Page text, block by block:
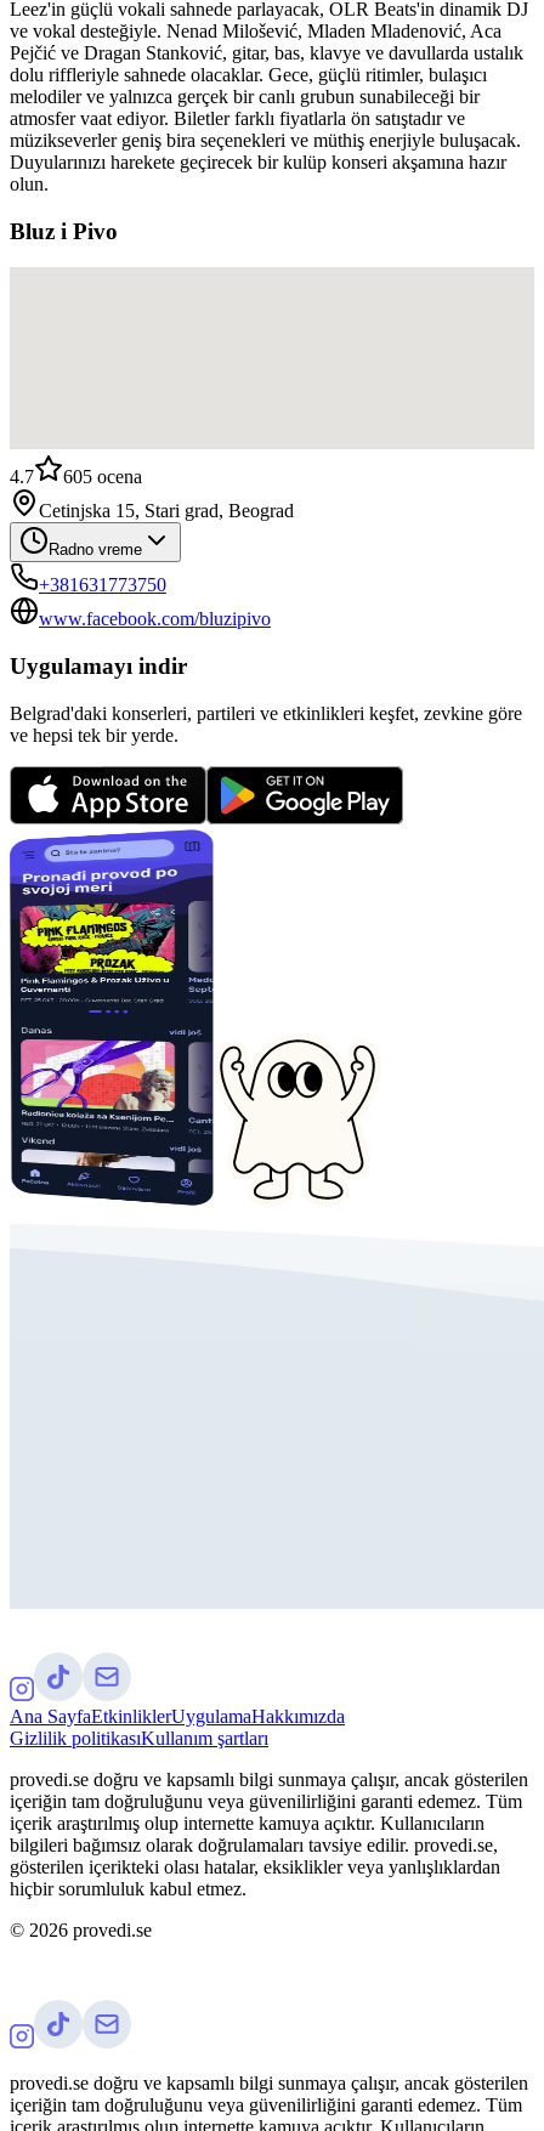
Leez'in güçlü vokali sahnede parlayacak, OLR Beats'in dinamik DJ
ve vokal desteğiyle. Nenad Milošević, Mladen Mladenović, Aca
Pejčić ve Dragan Stanković, gitar, bas, klavye ve davullarda ustalık
dolu riffleriyle sahnede olacaklar. Gece, güçlü ritimler, bulaşıcı
melodiler ve yalnızca gerçek bir canlı grubun sunabileceği bir
atmosfer vaat ediyor. Biletler farklı fiyatlarla ön satıştadır ve
müzikseverler geniş bira seçenekleri ve müthiş enerjiyle buluşacak.
Duyularınızı harekete geçirecek bir kulüp konseri akşamına hazır
olun.
Bluz i Pivo
4.7 605 ocena
Cetinjska 15, Stari grad, Beograd
Radno vreme
+381631773750
www.facebook.com/bluzipivo
Uygulamayı indir
Belgrad'daki konserleri, partileri ve etkinlikleri keşfet, zevkine göre
ve hepsi tek bir yerde.
Ana SayfaEtkinliklerUygulamaHakkımızda
Gizlilik politikasıKullanım şartları
provedi.se doğru ve kapsamlı bilgi sunmaya çalışır, ancak gösterilen
içeriğin tam doğruluğunu veya güvenilirliğini garanti edemez. Tüm
içerik araştırılmış olup internette kamuya açıktır. Kullanıcıların
bilgileri bağımsız olarak doğrulamaları tavsiye edilir. provedi.se,
gösterilen içerikteki olası hatalar, eksiklikler veya yanlışlıklardan
hiçbir sorumluluk kabul etmez.
© 2026 provedi.se
provedi.se doğru ve kapsamlı bilgi sunmaya çalışır, ancak gösterilen
içeriğin tam doğruluğunu veya güvenilirliğini garanti edemez. Tüm
içerik araştırılmış olup internette kamuya açıktır. Kullanıcıların